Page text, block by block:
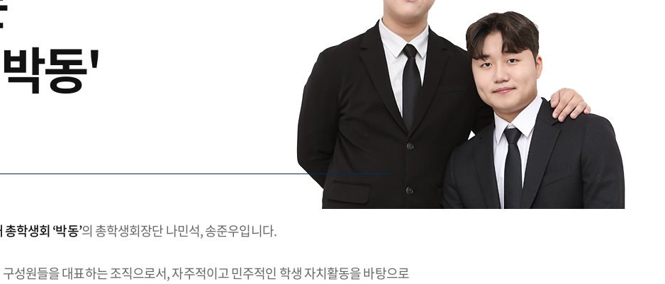
동'
학생회 ‘박동’의 총학생회장단 나민석, 송준우입니다.
성원들을 대표하는 조직으로서, 자주적이고 민주적인 학생 자치활동을 바탕으로